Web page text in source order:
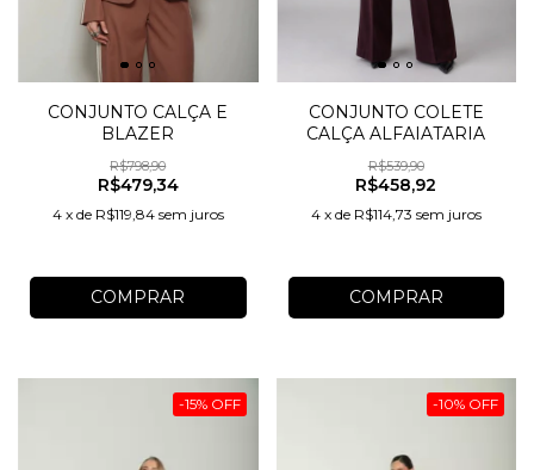
CONJUNTO CALÇA E
BLAZER
R$798,90
R$479,34
4 x de R$119,84 sem juros
COMPRAR
CONJUNTO COLETE
CALÇA ALFAIATARIA
R$539,90
R$458,92
4 x de R$114,73 sem juros
COMPRAR
-15% OFF -10% OFF